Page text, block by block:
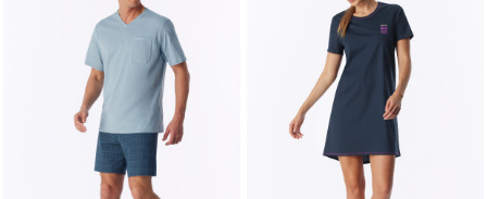
6XL 3XL